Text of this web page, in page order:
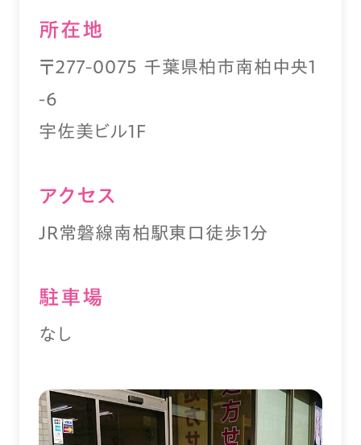
所在地
〒277-0075 千葉県柏市南柏中央1
-6
宇佐美ビル1F
アクセス
JR常磐線南柏駅東口徒歩1分
駐⾞場
なし